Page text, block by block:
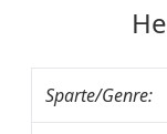
Sparte/Genre: